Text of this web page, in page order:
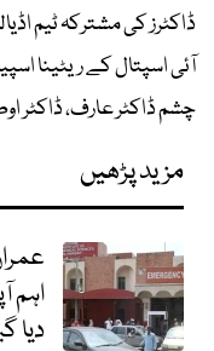
ڈاکٹرز کی مشترکہ ٹیم
آئی اسپتال کے ریٹینا
چشم ڈاکٹر عارف، ڈاکٹر
مزید پڑھیں
اہم
دیا